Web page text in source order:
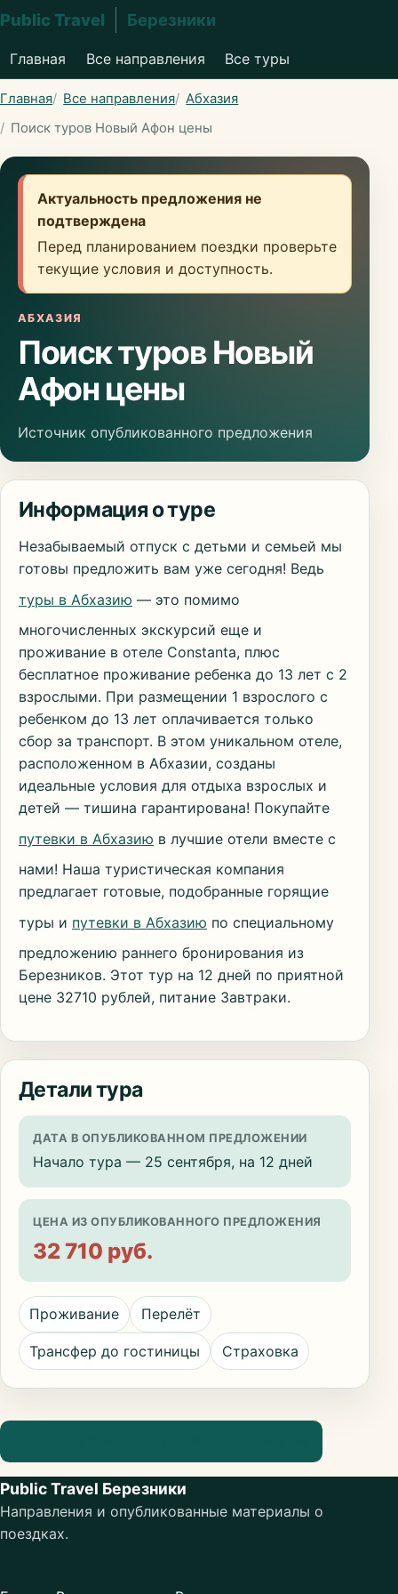
Public Travel Березники
Главная Все направления Все туры
Главная Все направления
Абхазия
Поиск туров Новый Афон цены
Актуальность предложения не
подтверждена
Перед планированием поездки проверьте
текущие условия и доступность.
АБХАЗИЯ
Поиск туров Новый
Афон цены
Источник опубликованного предложения
Информация о туре
Незабываемый отпуск с детьми и семьей мы
готовы предложить вам уже сегодня! Ведь
туры в Абхазию — это помимо
многочисленных экскурсий еще и
проживание в отеле Constanta, плюс
бесплатное проживание ребенка до 13 лет с 2
взрослыми. При размещении 1 взрослого с
ребенком до 13 лет оплачивается только
сбор за транспорт. В этом уникальном отеле,
расположенном в Абхазии, созданы
идеальные условия для отдыха взрослых и
детей — тишина гарантирована! Покупайте
путевки в Абхазию в лучшие отели вместе с
нами! Наша туристическая компания
предлагает готовые, подобранные горящие
туры и путевки в Абхазию по специальному
предложению раннего бронирования из
Березников. Этот тур на 12 дней по приятной
цене 32710 рублей, питание Завтраки.
Детали тура
ДАТА В ОПУБЛИКОВАННОМ ПРЕДЛОЖЕНИИ
Начало тура — 25 сентября, на 12 дней
ЦЕНА ИЗ ОПУБЛИКОВАННОГО ПРЕДЛОЖЕНИЯ
32 710 руб.
Проживание Перелёт
Трансфер до гостиницы Страховка
Public Travel Березники
Направления и опубликованные материалы о
поездках.